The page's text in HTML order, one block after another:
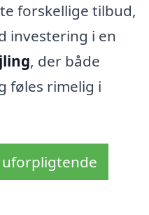
forskellige tilbud,
investering i en
, der både
føles rimelig i
uforpligtende